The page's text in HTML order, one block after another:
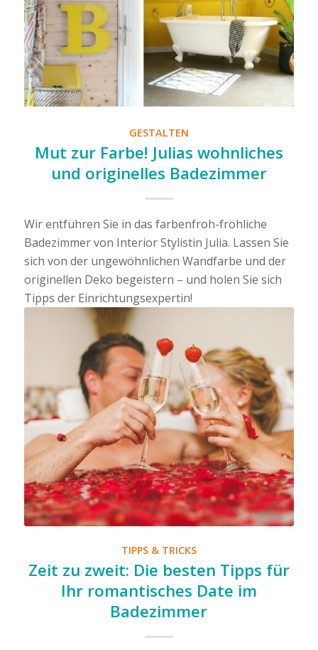
GESTALTEN
Mut zur Farbe! Julias wohnliches
und originelles Badezimmer
Wir entführen Sie in das farbenfroh-fröhliche
Badezimmer von Interior Stylistin Julia. Lassen Sie
sich von der ungewöhnlichen Wandfarbe und der
originellen Deko begeistern – und holen Sie sich
Tipps der Einrichtungsexpertin!
TIPPS & TRICKS
Zeit zu zweit: Die besten Tipps für
Ihr romantisches Date im
Badezimmer